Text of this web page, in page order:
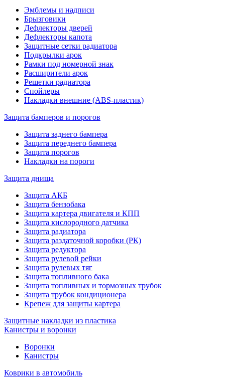
Эмблемы и надписи
Брызговики
Дефлекторы дверей
Дефлекторы капота
Защитные сетки радиатора
Подкрылки арок
Рамки под номерной знак
Расширители арок
Решетки радиатора
Спойлеры
Накладки внешние (ABS-пластик)
Защита бамперов и порогов
Защита заднего бампера
Защита переднего бампера
Защита порогов
Накладки на пороги
Защита днища
Защита АКБ
Защита бензобака
Защита картера двигателя и КПП
Защита кислородного датчика
Защита радиатора
Защита раздаточной коробки (РК)
Защита редуктора
Защита рулевой рейки
Защита рулевых тяг
Защита топливного бака
Защита топливных и тормозных трубок
Защита трубок кондиционера
Крепеж для защиты картера
Защитные накладки из пластика
Канистры и воронки
Воронки
Канистры
Коврики в автомобиль